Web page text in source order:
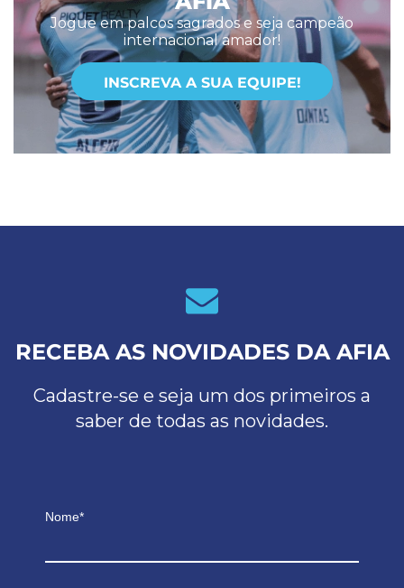
Jogue em palcos sagrados e seja campeão
internacional amador!
INSCREVA A SUA EQUIPE!
RECEBA AS NOVIDADES DA AFIA
Cadastre-se e seja um dos primeiros a
saber de todas as novidades.
Nome*